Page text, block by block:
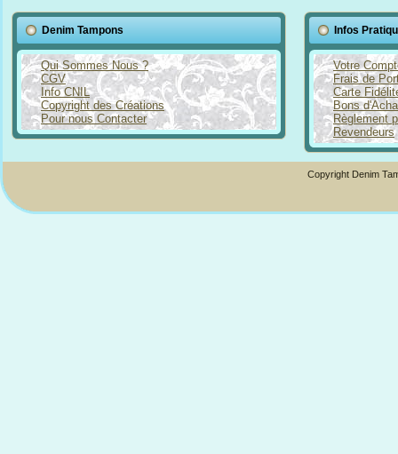
Denim Tampons
Qui Sommes Nous ?
CGV
Info CNIL
Copyright des Créations
Pour nous Contacter
Infos
Votre
Frais de
Carte
Bons
Règlement
Revendeurs
Copyright Denim